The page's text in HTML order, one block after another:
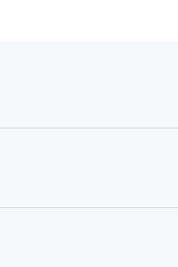
отчеты с
за 3 года, а